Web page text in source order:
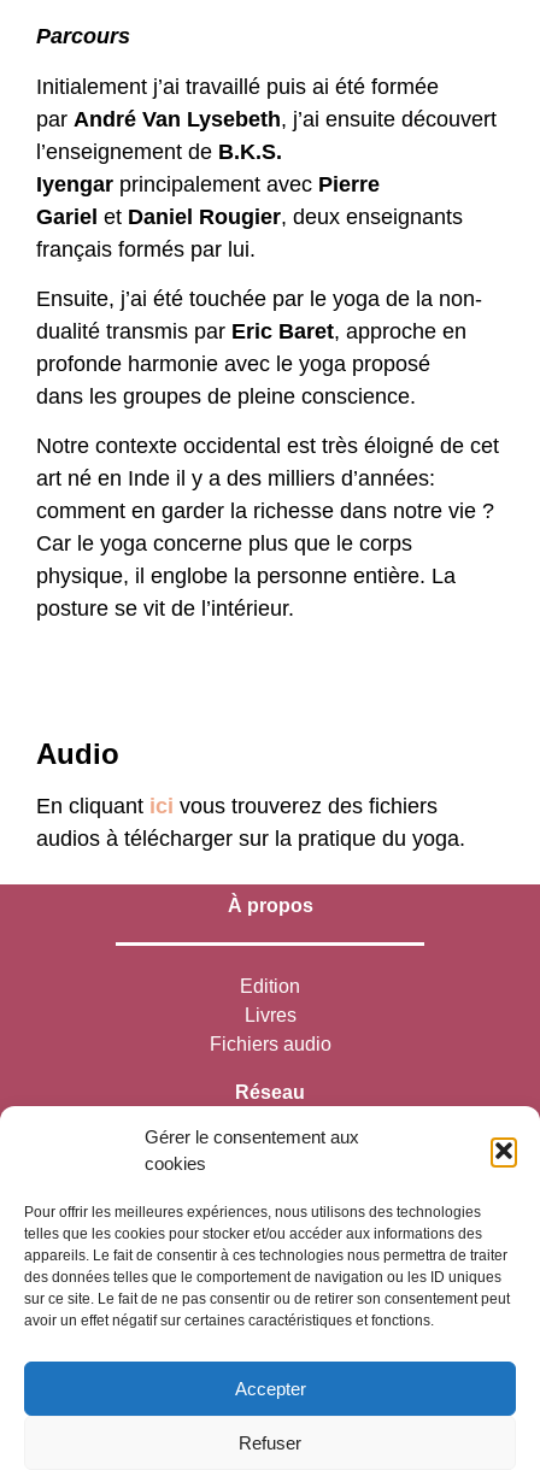
Gérer le consentement aux
cookies
Pour offrir les meilleures expériences, nous utilisons des technologies
telles que les cookies pour stocker et/ou accéder aux informations des
appareils. Le fait de consentir à ces technologies nous permettra de traiter
des données telles que le comportement de navigation ou les ID uniques
sur ce site. Le fait de ne pas consentir ou de retirer son consentement peut
avoir un effet négatif sur certaines caractéristiques et fonctions.
Accepter
Refuser
Parcours
Initialement j’ai travaillé puis ai été formée
par André Van Lysebeth, j’ai ensuite découvert
l’enseignement de B.K.S.
Iyengar principalement avec Pierre
Gariel et Daniel Rougier, deux enseignants
français formés par lui.
Ensuite, j’ai été touchée par le yoga de la non-
dualité transmis par Eric Baret, approche en
profonde harmonie avec le yoga proposé
dans les groupes de pleine conscience.
Notre contexte occidental est très éloigné de cet
art né en Inde il y a des milliers d’années:
comment en garder la richesse dans notre vie ?
Car le yoga concerne plus que le corps
physique, il englobe la personne entière. La
posture se vit de l’intérieur.
Audio
En cliquant ici vous trouverez des fichiers
audios à télécharger sur la pratique du yoga.
À propos
Edition
Livres
Fichiers audio
Réseau
Maison du chemin des Roches
Journées émergences
Sites Web
Info pratiques
Contactez-moi
Politique de confidentialité